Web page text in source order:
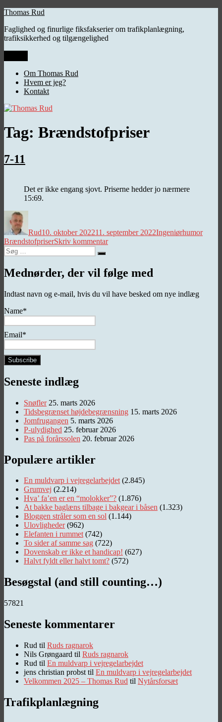
Videre
indhold
Thomas Rud
Faglighed og finurlige fiksfakserier om trafikplanlægning,
trafiksikkerhed og tilgængelighed
Om Thomas Rud
Hvem er jeg?
Kontakt
Tag: Brændstofpriser
7-11
Det er ikke engang sjovt. Priserne hedder jo nærmere
15:69.
Rud10. oktober 202211. september 2022Ingeniørhumor
BrændstofpriserSkriv kommentartil
Søg
efter:
Søg
Mednørder, der vil følge med
Indtast navn og e-mail, hvis du vil have besked om nye indlæg
Name*
Email*
Seneste indlæg
Snøfler 25. marts 2026
Tidsbegrænset højdebegrænsning 15. marts 2026
Jomfrugangen 5. marts 2026
P-ulydighed 25. februar 2026
Pas på forårssolen 20. februar 2026
Populære artikler
En muldvarp i vejregelarbejdet (2.845)
Grumvej (2.214)
Hva’ fa’en er en “molokker”? (1.876)
At bakke baglæns tilbage i bakgear i båsen (1.323)
Bloggen stråler som en sol (1.144)
Ulovligheder (962)
Elefanten i rummet (742)
To sider af samme sag (722)
Dovenskab er ikke et handicap! (627)
Halvt fyldt eller halvt tomt? (572)
Besøgstal (and still counting…)
57821
Seneste kommentarer
Rud til Ruds ragnarok
Nils Grøngaard til Ruds ragnarok
Rud til En muldvarp i vejregelarbejdet
jens christian probst til En muldvarp i vejregelarbejdet
Velkommen 2025 – Thomas Rud til Nytårsforsæt
Trafikplanlægning